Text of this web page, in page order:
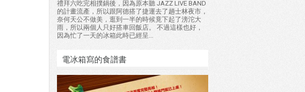
禮拜六吃完相撲鍋後，因為原本聽 JAZZ LIVE BAND
的計畫流產，所以跟阿德搭了捷運去了趟士林夜市，
奈何天公不做美，逛到一半的時候竟下起了滂沱大
雨，所以兩個人只好搭車回飯店。 不過這樣也好，
因為忙了一天的冰箱此時已經呈...
電冰箱寫的食譜書